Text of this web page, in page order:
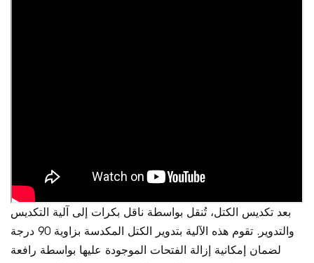
بعد تكديس الكتل، تُنقل بواسطة ناقل بكرات إلى آلية التكديس
والتدوير. تقوم هذه الآلية بتدوير الكتل المكدسة بزاوية 90 درجة
لضمان إمكانية إزالة الفتحات الموجودة عليها بواسطة رافعة